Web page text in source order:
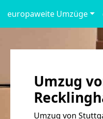
europaweite Umzüge
Umzug
Umzug von